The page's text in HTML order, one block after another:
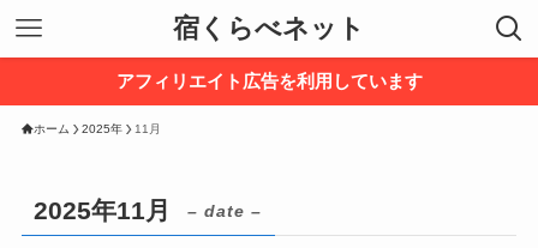
宿くらべネット
アフィリエイト広告を利用しています
ホーム 2025年 11月
2025年11月 – date –